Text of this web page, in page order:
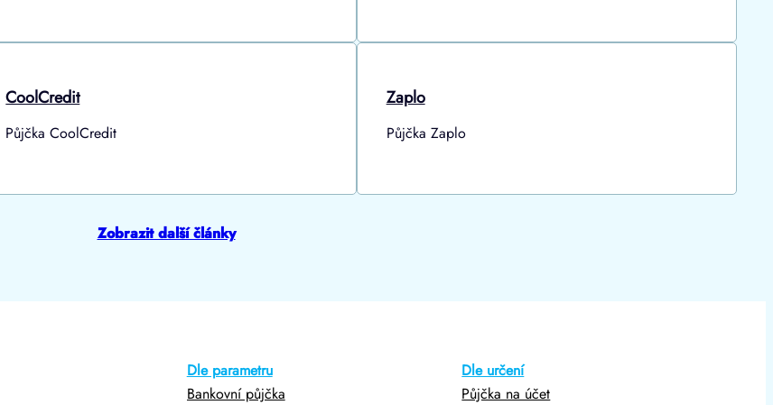
CoolCredit
Půjčka CoolCredit
Zaplo
Půjčka Zaplo
Zobrazit další články
Dle parametru
Bankovní půjčka
Dle určení
Půjčka na účet